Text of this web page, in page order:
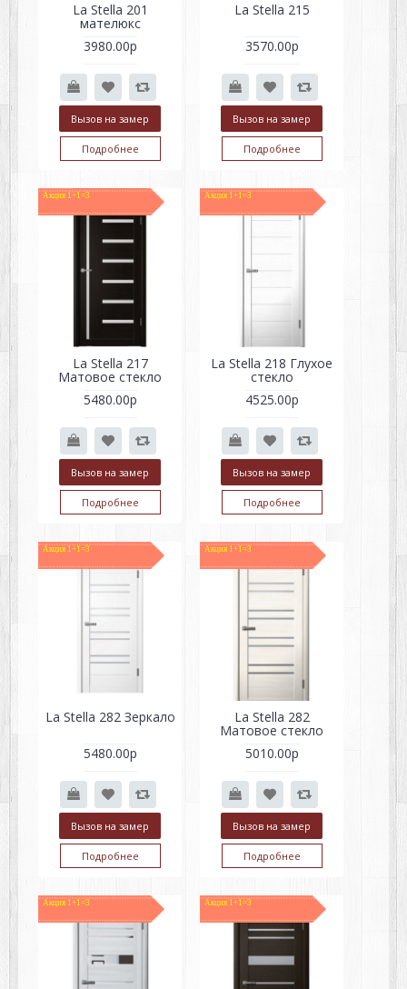
La Stella 201
мателюкс
3980.00р
Вызов на замер
Подробнее
La Stella 215
3570.00р
Вызов на замер
Подробнее
Акция 1+1=3
La Stella 217
Матовое стекло
5480.00р
Вызов на замер
Подробнее
Акция 1+1=3
La Stella 218 Глухое
стекло
4525.00р
Вызов на замер
Подробнее
Акция 1+1=3
La Stella 282 Зеркало
5480.00р
Вызов на замер
Подробнее
Акция 1+1=3
La Stella 282
Матовое стекло
5010.00р
Вызов на замер
Подробнее
Акция 1+1=3 Акция 1+1=3